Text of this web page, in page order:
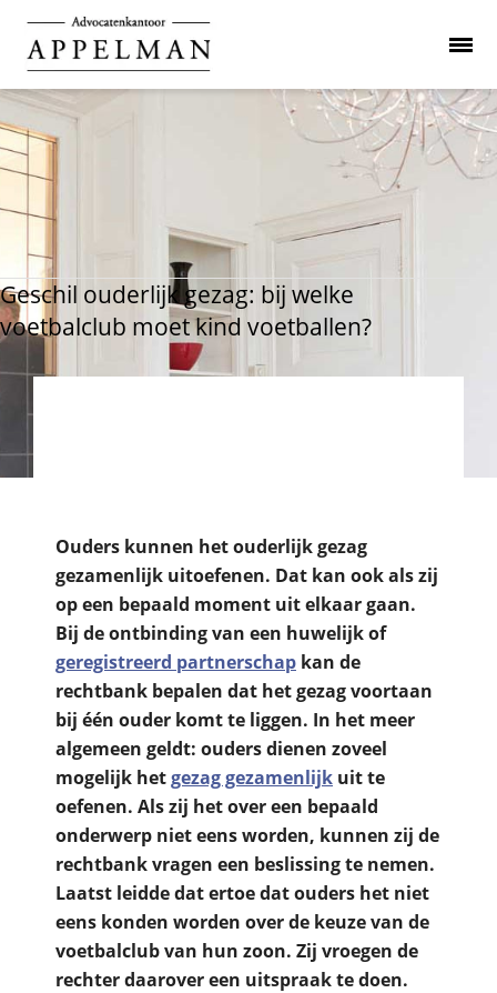
Geschil ouderlijk gezag: bij welke
voetbalclub moet kind voetballen?
Ouders kunnen het ouderlijk gezag
gezamenlijk uitoefenen. Dat kan ook als zij
op een bepaald moment uit elkaar gaan.
Bij de ontbinding van een huwelijk of
geregistreerd partnerschap kan de
rechtbank bepalen dat het gezag voortaan
bij één ouder komt te liggen. In het meer
algemeen geldt: ouders dienen zoveel
mogelijk hetgezag gezamenlijk uit te
oefenen. Als zij het over een bepaald
onderwerp niet eens worden, kunnen zij de
rechtbank vragen een beslissing te nemen.
Laatst leidde dat ertoe dat ouders het niet
eens konden worden over de keuze van de
voetbalclub van hun zoon. Zij vroegen de
rechter daarover een uitspraak te doen.